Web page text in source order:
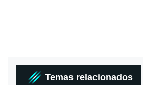
Temas relacionados